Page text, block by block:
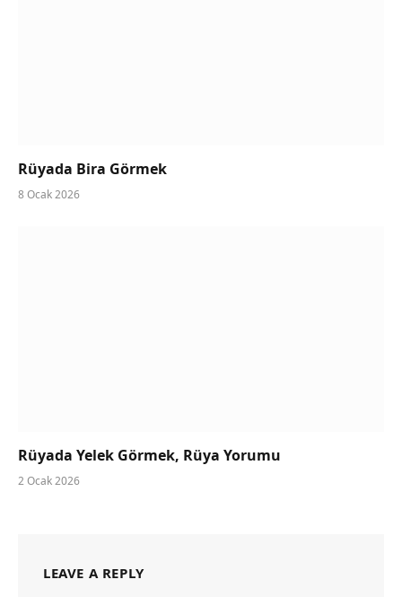
Rüyada Bira Görmek
8 Ocak 2026
Rüyada Yelek Görmek, Rüya Yorumu
2 Ocak 2026
LEAVE A REPLY